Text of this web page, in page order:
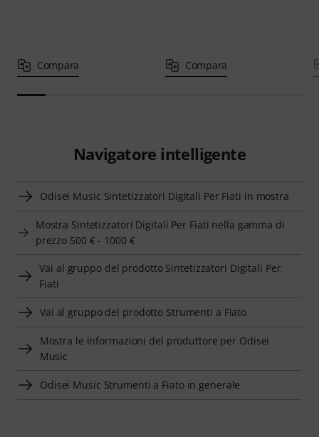
Compara Compara
Navigatore intelligente
Odisei Music Sintetizzatori Digitali Per Fiati in mostra
Mostra Sintetizzatori Digitali Per Fiati nella gamma di
prezzo 500 € - 1000 €
Vai al gruppo del prodotto Sintetizzatori Digitali Per
Fiati
Vai al gruppo del prodotto Strumenti a Fiato
Mostra le informazioni del produttore per Odisei
Music
Odisei Music Strumenti a Fiato in generale